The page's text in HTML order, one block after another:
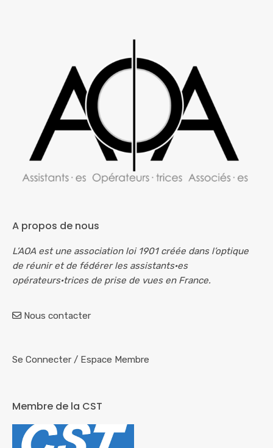
A propos de nous
L’AOA est une association loi 1901 créée dans l’optique
de réunir et de fédérer les assistants·es
opérateurs·trices de prise de vues en France.
Nous contacter
Se Connecter / Espace Membre
Membre de la CST